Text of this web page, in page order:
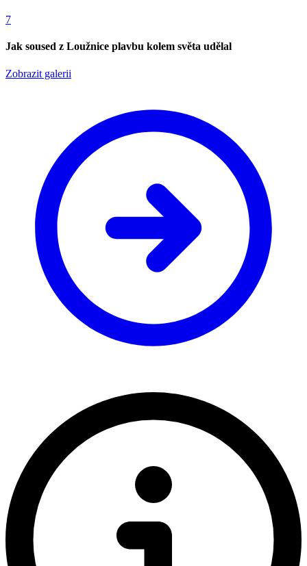
7
Jak soused z Loužnice plavbu kolem světa udělal
Zobrazit galerii